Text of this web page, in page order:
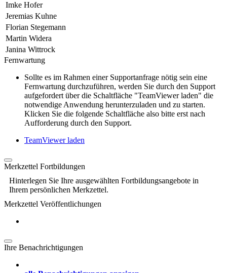
Imke Hofer
Jeremias Kuhne
Florian Stegemann
Martin Widera
Janina Wittrock
Fernwartung
Sollte es im Rahmen einer Supportanfrage nötig sein eine
Fernwartung durchzuführen, werden Sie durch den Support
aufgefordert über die Schaltfläche "TeamViewer laden" die
notwendige Anwendung herunterzuladen und zu starten.
Klicken Sie die folgende Schaltfläche also bitte erst nach
Aufforderung durch den Support.
TeamViewer laden
Merkzettel Fortbildungen
Hinterlegen Sie Ihre ausgewählten Fortbildungsangebote in
Ihrem persönlichen Merkzettel.
Merkzettel Veröffentlichungen
Ihre Benachrichtigungen